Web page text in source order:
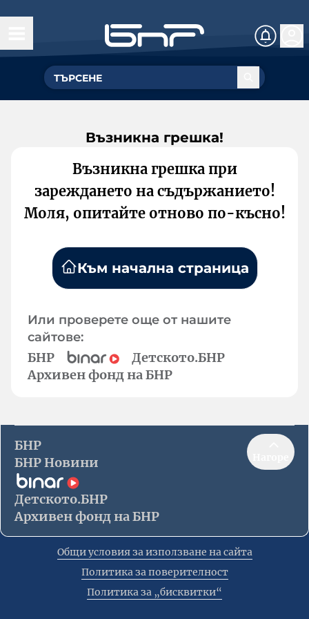
Възникна грешка!
Възникна грешка при
зареждането на съдържанието!
Моля, опитайте отново по-късно!
Към начална страница
Или проверете още от нашите
сайтове:
БНР
Детското.БНР
Архивен фонд на БНР
БНР
БНР Новини
Детското.БНР
Архивен фонд на БНР
Общи условия за използване на сайта
Политика за поверителност
Политика за „бисквитки“